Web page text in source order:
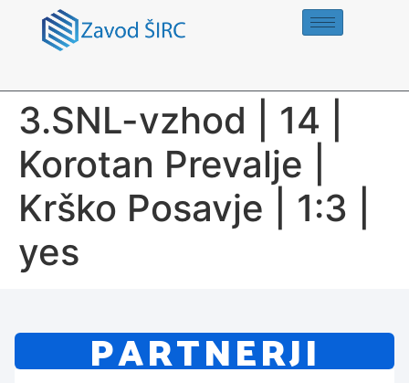
3.SNL-vzhod | 14 |
Korotan Prevalje |
Krško Posavje | 1:3 |
yes
PARTNERJI